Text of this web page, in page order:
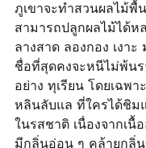
ภูเขาจะทำสวนผลไม้พื้
สามารถปลูกผลไม้ได้ห
ลางสาด ลองกอง เงา
ชื่อที่สุดคงจะหนีไม่พ้น
อย่าง ทุเรียน โดยเฉพา
หลินลับแล ที่ใครได้ชิม
ในรสชาติ เนื่องจากเนื้
มีกลิ่นอ่อน ๆ คล้ายกลิ่